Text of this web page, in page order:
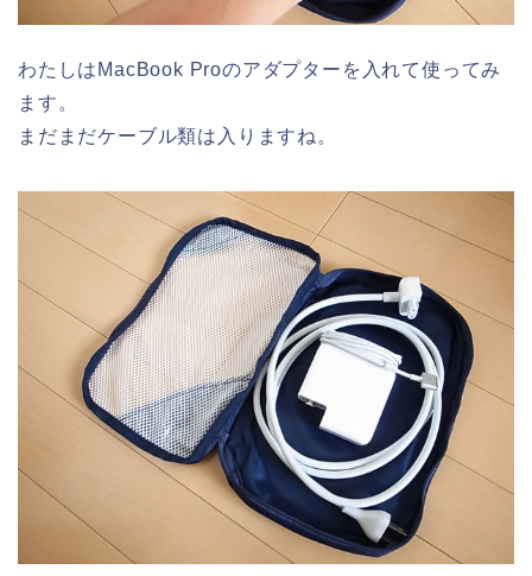
わたしはMacBook Proのアダプターを入れて使ってみ
ます。
まだまだケーブル類は入りますね。